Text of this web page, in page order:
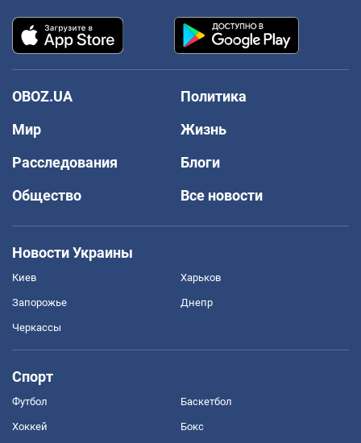
OBOZ.UA
Политика
Мир
Жизнь
Расследования
Блоги
Общество
Все новости
Новости Украины
Киев Харьков
Запорожье Днепр
Черкассы
Спорт
Футбол Баскетбол
Хоккей Бокс